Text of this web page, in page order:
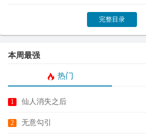
完整目录
本周最强
热门
仙人消失之后
无意勾引